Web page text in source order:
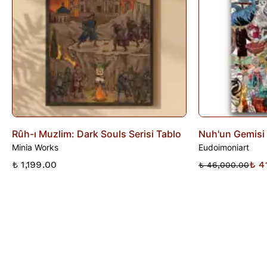
iade talebi oluşturunuz.
Rûh-ı Muzlim: Dark Souls Serisi Tablo
Minia Works
₺ 1,199.00
Nuh'un Gemisi
Eudoimoniart
₺ 46,000.00₺